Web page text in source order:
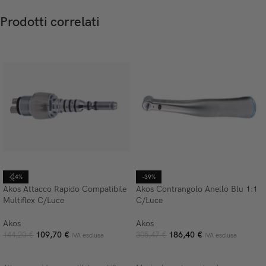
Prodotti correlati
-24%
Akos Attacco Rapido Compatibile
Multiflex C/Luce
Akos
144,20€ 109,70 € IVA esclusa
-39%
Akos Contrangolo Anello Blu 1:1
C/Luce
Akos
305,47€ 186,40 € IVA esclusa